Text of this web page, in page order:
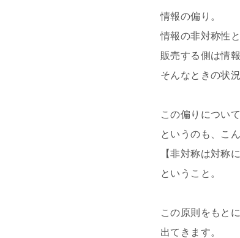
情報の偏り。
情報の非対称性
販売する側は情
そんなときの状
この偏りについ
というのも、こ
【非対称は対称
ということ。
この原則をもと
出てきます。